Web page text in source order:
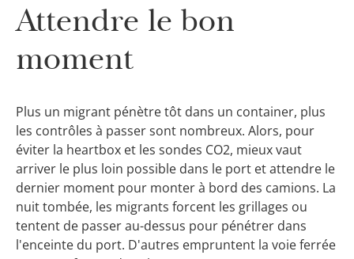
Attendre le bon
moment
Plus un migrant pénètre tôt dans un container, plus
les contrôles à passer sont nombreux. Alors, pour
éviter la heartbox et les sondes CO2, mieux vaut
arriver le plus loin possible dans le port et attendre le
dernier moment pour monter à bord des camions. La
nuit tombée, les migrants forcent les grillages ou
tentent de passer au-dessus pour pénétrer dans
l'enceinte du port. D'autres empruntent la voie ferrée